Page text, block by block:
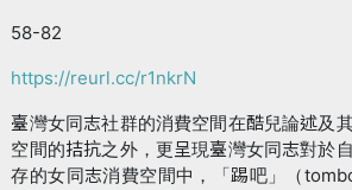
58-82
https://reurl.cc/r1nkrN
臺灣女同志社群的消費空間在酷兒論述及
空間的拮抗之外，更呈現臺灣女同志對於
存的女同志消費空間中，「踢吧」（